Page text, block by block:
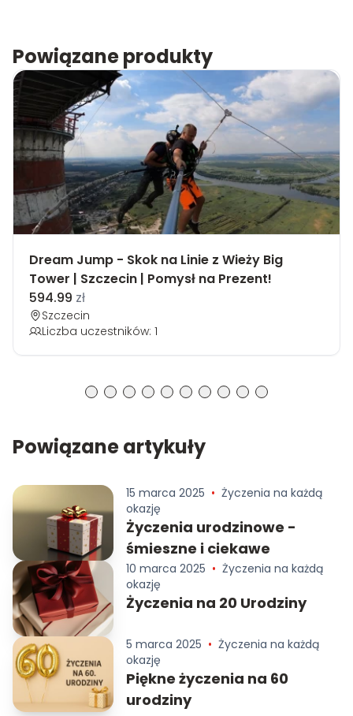
Powiązane produkty
Dream Jump - Skok na Linie z Wieży Big
Tower | Szczecin | Pomysł na Prezent!
594.99 zł
Szczecin
Liczba uczestników: 1
Powiązane artykuły
15 marca 2025 • Życzenia na każdą
okazję
Życzenia urodzinowe -
śmieszne i ciekawe
10 marca 2025 • Życzenia na każdą
okazję
Życzenia na 20 Urodziny
5 marca 2025 • Życzenia na każdą
okazję
Piękne życzenia na 60
urodziny